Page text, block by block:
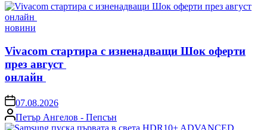
Posted
новини
Vivacom стартира с изненадващи Шок оферти
през август
онлайн
on07.08.2026
Posted
by
Петър Ангелов - Пепсън